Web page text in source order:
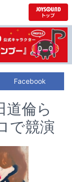
Facebook
道倫ら
で競演